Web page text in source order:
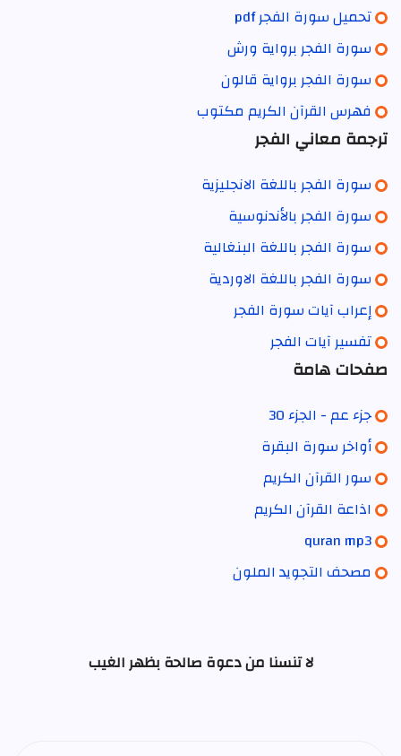
تحميل سورة الفجر pdf
سورة الفجر برواية ورش
سورة الفجر برواية قالون
فهرس القرآن الكريم مكتوب
ترجمة معاني الفجر
سورة الفجر باللغة الانجليزية
سورة الفجر بالأندنوسية
سورة الفجر باللغة البنغالية
سورة الفجر باللغة الاوردية
إعراب آيات سورة الفجر
تفسير آيات الفجر
صفحات هامة
جزء عم - الجزء 30
أواخر سورة البقرة
سور القرآن الكريم
اذاعة القرآن الكريم
quran mp3
مصحف التجويد الملون
لا تنسنا من دعوة صالحة بظهر الغيب